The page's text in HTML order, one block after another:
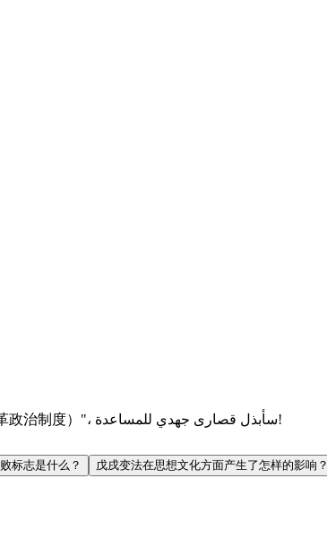
مرحبًا! لا تتردد في طرح أي أسئلة حول "第6课 戊戌变法（1898，改革政治制度）"، سأبذل قصارى جهدي للمساعدة!
标志是什么？ 戊戌变法在思想文化方面产生了怎样的影响？